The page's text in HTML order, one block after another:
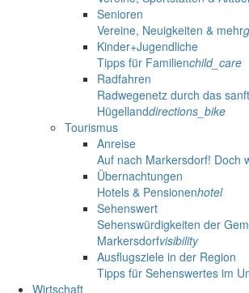
Senioren
Vereine, Neuigkeiten & mehr
Kinder+Jugendliche
Tipps für Familienchild_care
Radfahren
Radwegenetz durch das
Hügellanddirections_bike
Tourismus
Anreise
Auf nach Markersdorf! Doch
Übernachtungen
Hotels & Pensionenhotel
Sehenswert
Sehenswürdigkeiten der
Markersdorfvisibility
Ausflugsziele in der Region
Tipps für Sehenswertes im
Wirtschaft